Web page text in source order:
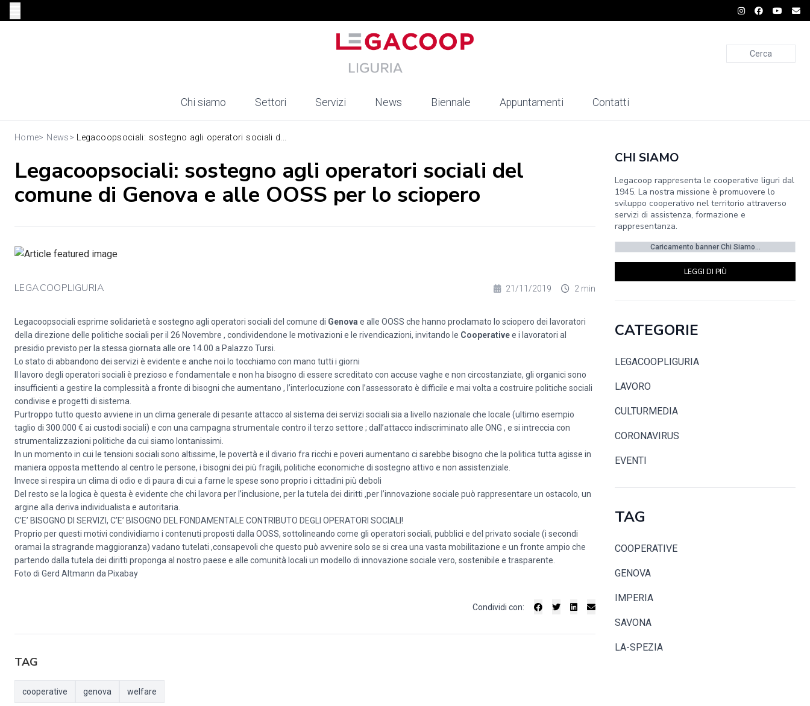
Cerca
Chi siamo Settori Servizi News Biennale Appuntamenti Contatti
Home> News> Legacoopsociali: sostegno agli operatori sociali d...
Legacoopsociali: sostegno agli operatori sociali del
comune di Genova e alle OOSS per lo sciopero
LEGACOOPLIGURIA 21/11/2019 2 min
Legacoopsociali esprime solidarietà e sostegno agli operatori sociali del comune di Genova e alle OOSS che hanno proclamato lo sciopero dei lavoratori
della direzione delle politiche sociali per il 26 Novembre , condividendone le motivazioni e le rivendicazioni, invitando le Cooperativee i lavoratori al
presidio previsto per la stessa giornata alle ore 14.00 a Palazzo Tursi.
Lo stato di abbandono dei servizi è evidente e anche noi lo tocchiamo con mano tutti i giorni
Il lavoro degli operatori sociali è prezioso e fondamentale e non ha bisogno di essere screditato con accuse vaghe e non circostanziate, gli organici sono
insufficienti a gestire la complessità a fronte di bisogni che aumentano , l’interlocuzione con l’assessorato è difficile e mai volta a costruire politiche sociali
condivise e progetti di sistema.
Purtroppo tutto questo avviene in un clima generale di pesante attacco al sistema dei servizi sociali sia a livello nazionale che locale (ultimo esempio
taglio di 300.000 € ai custodi sociali) e con una campagna strumentale contro il terzo settore ; dall’attacco indiscriminato alle ONG , e si intreccia con
strumentalizzazioni politiche da cui siamo lontanissimi.
In un momento in cui le tensioni sociali sono altissime, le povertà e il divario fra ricchi e poveri aumentano ci sarebbe bisogno che la politica tutta agisse in
maniera opposta mettendo al centro le persone, i bisogni dei più fragili, politiche economiche di sostegno attivo e non assistenziale.
Invece si respira un clima di odio e di paura di cui a farne le spese sono proprio i cittadini più deboli
Del resto se la logica è questa è evidente che chi lavora per l’inclusione, per la tutela dei diritti ,per l’innovazione sociale può rappresentare un ostacolo, un
argine alla deriva individualista e autoritaria.
C’E’ BISOGNO DI SERVIZI, C’E’ BISOGNO DEL FONDAMENTALE CONTRIBUTO DEGLI OPERATORI SOCIALI!
Proprio per questi motivi condividiamo i contenuti proposti dalla OOSS, sottolineando come gli operatori sociali, pubblici e del privato sociale (i secondi
oramai la stragrande maggioranza) vadano tutelati ,consapevoli che questo può avvenire solo se si crea una vasta mobilitazione e un fronte ampio che
partendo dalla tutela dei diritti proponga al nostro paese e alle comunità locali un modello di innovazione sociale vero, sostenibile e trasparente.
Foto di Gerd Altmann da Pixabay
Condividi con:
TAG
cooperative genova welfare
CHI SIAMO
Legacoop rappresenta le cooperative liguri dal
1945. La nostra missione è promuovere lo
sviluppo cooperativo nel territorio attraverso
servizi di assistenza, formazione e
rappresentanza.
Caricamento banner Chi Siamo...
LEGGI DI PIÙ
CATEGORIE
LEGACOOPLIGURIA
LAVORO
CULTURMEDIA
CORONAVIRUS
EVENTI
TAG
COOPERATIVE
GENOVA
IMPERIA
SAVONA
LA-SPEZIA